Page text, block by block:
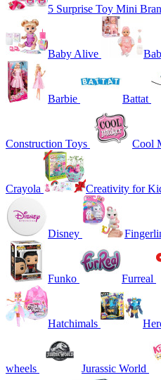
5 Surprise Toy Mini
Baby Alive
Barbie Battat
Construction Toys Cool
Crayola Creativity for
Disney
Funko Furreal
Hatchimals
wheels Jurassic World